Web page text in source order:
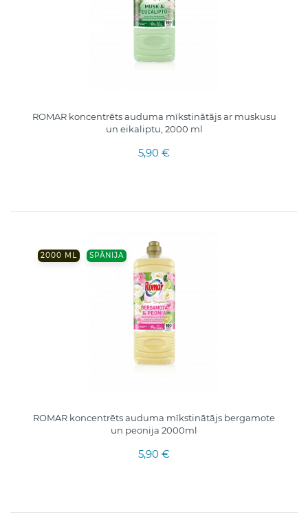
ROMAR koncentrēts auduma mīkstinātājs ar muskusu
un eikaliptu, 2000 ml
5,90 €
2000 ML SPĀNIJA
ROMAR koncentrēts auduma mīkstinātājs bergamote
un peonija 2000ml
5,90 €